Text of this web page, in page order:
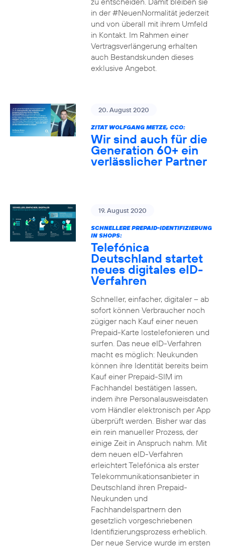
in der #NeuenNormalität jederzeit
und von überall mit ihrem Umfeld
in Kontakt. Im Rahmen einer
Vertragsverlängerung erhalten
auch Bestandskunden dieses
exklusive Angebot.
20. August 2020
ZITAT WOLFGANG METZE, CCO:
Wir sind auch für die
Generation 60+ ein
verlässlicher Partner
19. August 2020
SCHNELLERE PREPAID-IDENTIFIZIERUNG
IN SHOPS:
Telefónica
Deutschland startet
neues digitales eID-
Verfahren
Schneller, einfacher, digitaler – ab
sofort können Verbraucher noch
zügiger nach Kauf einer neuen
Prepaid-Karte lostelefonieren und
surfen. Das neue eID-Verfahren
macht es möglich: Neukunden
können ihre Identität bereits beim
Kauf einer Prepaid-SIM im
Fachhandel bestätigen lassen,
indem ihre Personalausweisdaten
vom Händler elektronisch per App
überprüft werden. Bisher war das
ein rein manueller Prozess, der
einige Zeit in Anspruch nahm. Mit
dem neuen eID-Verfahren
erleichtert Telefónica als erster
Telekommunikationsanbieter in
Deutschland ihren Prepaid-
Neukunden und
Fachhandelspartnern den
gesetzlich vorgeschriebenen
Identifizierungsprozess erheblich.
Der neue Service wurde im ersten